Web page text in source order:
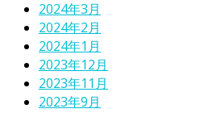
2024年3月
2024年2月
2024年1月
2023年12月
2023年11月
2023年9月